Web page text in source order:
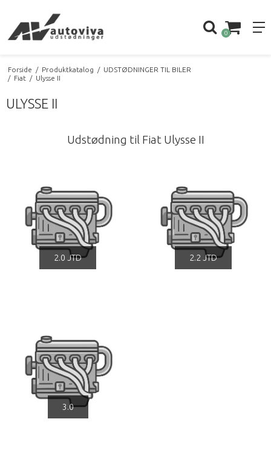
0
Forside / Produktkatalog / UDSTØDNINGER TIL BILER
/ Fiat / Ulysse II
ULYSSE II
Udstødning til Fiat Ulysse II
2.0 JTD 2.2 JTD
3.0